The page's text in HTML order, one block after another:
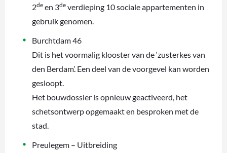
2de en 3de verdieping 10 sociale appartementen in
gebruik genomen.
Burchtdam 46
Dit is het voormalig klooster van de ‘zusterkes van
den Berdam’. Een deel van de voorgevel kan worden
gesloopt.
Het bouwdossier is opnieuw geactiveerd, het
schetsontwerp opgemaakt en besproken met de
stad.
Preulegem – Uitbreiding